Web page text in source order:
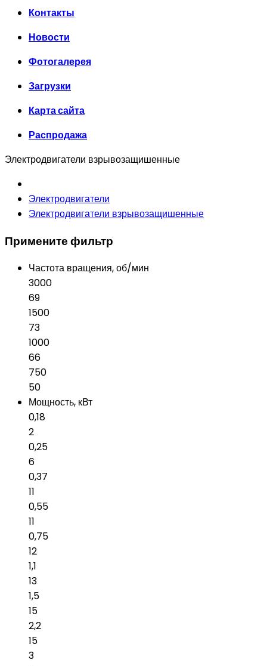
Контакты
Новости
Фотогалерея
Загрузки
Карта сайта
Распродажа
Электродвигатели взрывозащишенные
Электродвигатели
Электродвигатели взрывозащишенные
Примените фильтр
Частота вращения, об/мин
3000
69
1500
73
1000
66
750
50
Мощность, кВт
0,18
2
0,25
6
0,37
11
0,55
11
0,75
12
1,1
13
1,5
15
2,2
15
3